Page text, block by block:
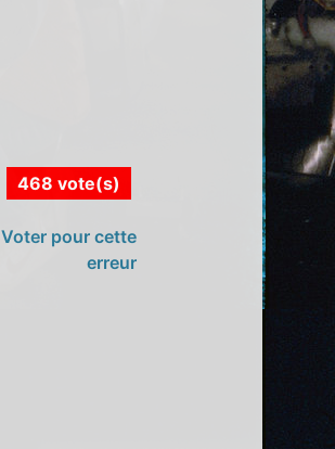
468 vote(s)
Voter pour cette
erreur